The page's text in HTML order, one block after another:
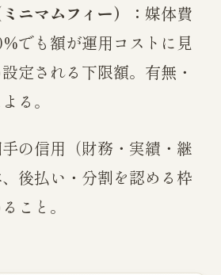
ニマムフィー）： 媒体費
でも額が運用コストに見
定される下限額。有無・
る。
の信用（財務・実績・継
後払い・分割を認める枠
こと。